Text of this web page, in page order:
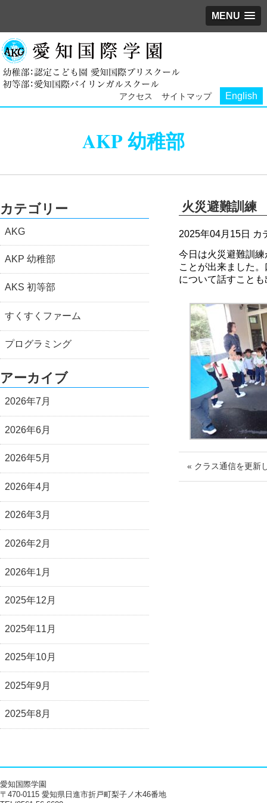
MENU
アクセス サイトマップ English
AKP 幼稚部
火災避難訓練
2025年04月15日 カ
今日は火災避難訓
ことが出来ました
について話すこと
« クラス通信を更新
カテゴリー
AKG
AKP 幼稚部
AKS 初等部
すくすくファーム
プログラミング
アーカイブ
2026年7月
2026年6月
2026年5月
2026年4月
2026年3月
2026年2月
2026年1月
2025年12月
2025年11月
2025年10月
2025年9月
2025年8月
愛知国際学園
〒470-0115 愛知県日進市折戸町梨子ノ木46番地